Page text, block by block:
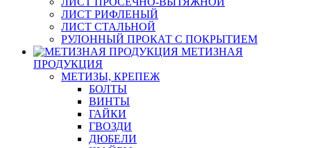
ЛИСТ РИФЛЕНЫЙ
ЛИСТ СТАЛЬНОЙ
РУЛОННЫЙ ПРОКАТ С ПОКРЫТИЕМ
МЕТИЗНАЯ
ПРОДУКЦИЯ
МЕТИЗЫ, КРЕПЕЖ
БОЛТЫ
ВИНТЫ
ГАЙКИ
ГВОЗДИ
ДЮБЕЛИ